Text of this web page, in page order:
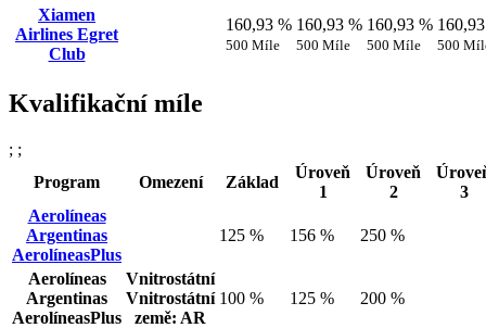
Xiamen
Airlines Egret
Club
160,93 %
500 Míle
160,93 %
500 Míle
160,93 %
500 Míle 500
Kvalifikační míle
; ;
Program
Omezení Základ
Úroveň
1
Úroveň
2
3
Aerolíneas
Argentinas
AerolíneasPlus
125 % 156 % 250 %
Aerolíneas
Argentinas
AerolíneasPlus
Vnitrostátní
Vnitrostátní
země: AR
100 % 125 % 200 %